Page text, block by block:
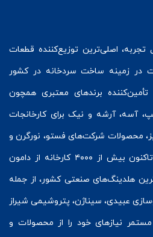
با ۱۳ سال تجربه، اصلی‌ترین توزیع‌کننده قطعات
در زمینه ساخت سردخانه در کشور
برندهای معتبری همچون
آسه، آرشه و نیک برای کارخانجات
محصولات شرکت‌های فستو، نورگرن و
را توزیع می‌کنیم. تاکنون بیش از ۴۰۰۰ کارخانه از دامون
هلدینگ‌های صنعتی کشور، از جمله
عبیدی، سیناژن، پتروشیمی شیراز
نیازهای خود را از محصولات و